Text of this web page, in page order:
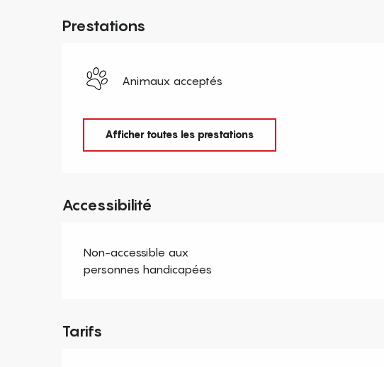
Prestations
Animaux acceptés
Afficher toutes les prestations
Accessibilité
Non-accessible aux
personnes handicapées
Tarifs